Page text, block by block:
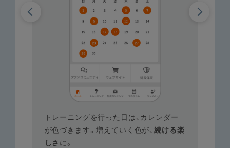
トレーニングを行った日は、カレンダー
が色づきます。増えていく色が、続ける楽
しさ に。